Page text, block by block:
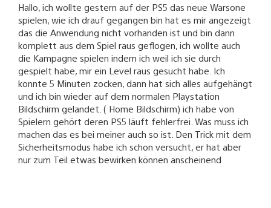
Hallo, ich wollte gestern auf der PS5 das neue Warsone
spielen, wie ich drauf gegangen bin hat es mir angezeigt
das die Anwendung nicht vorhanden ist und bin dann
komplett aus dem Spiel raus geflogen, ich wollte auch
die Kampagne spielen indem ich weil ich sie durch
gespielt habe, mir ein Level raus gesucht habe. Ich
konnte 5 Minuten zocken, dann hat sich alles aufgehängt
und ich bin wieder auf dem normalen Playstation
Bildschirm gelandet. ( Home Bildschirm) ich habe von
Spielern gehört deren PS5 läuft fehlerfrei. Was muss ich
machen das es bei meiner auch so ist. Den Trick mit dem
Sicherheitsmodus habe ich schon versucht, er hat aber
nur zum Teil etwas bewirken können anscheinend